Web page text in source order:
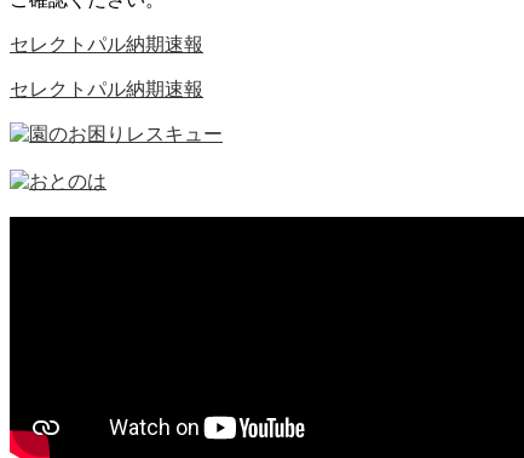
セレクトパル納期速報
セレクトパル納期速報